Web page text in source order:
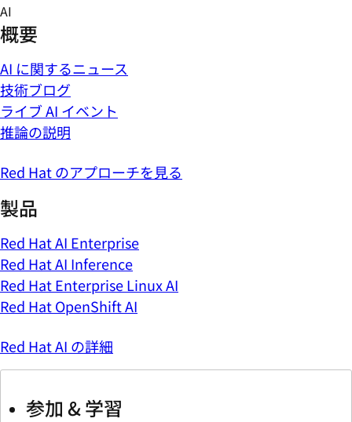
Skip
to
content
AI
概要
AI に関するニュース
技術ブログ
ライブ AI イベント
推論の説明
Red Hat のアプローチを見る
製品
Red Hat AI Enterprise
Red Hat AI Inference
Red Hat Enterprise Linux AI
Red Hat OpenShift AI
Red Hat AI の詳細
参加 & 学習